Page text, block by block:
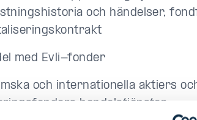
och händelser,
med Evli-fonder
och internationella aktiers
handelstjänster